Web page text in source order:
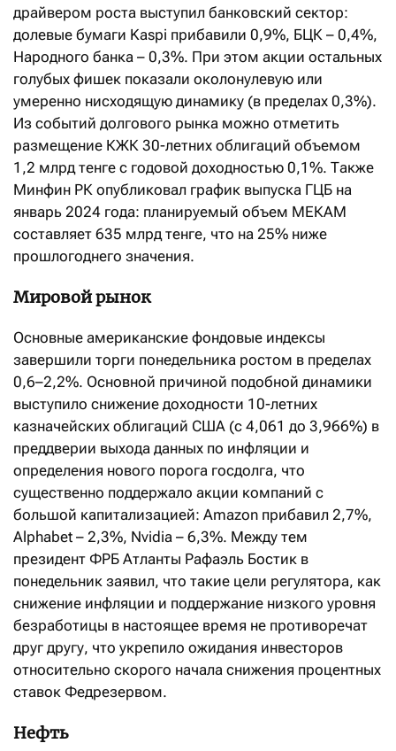
драйвером роста выступил банковский сектор:
долевые бумаги Kaspi прибавили 0,9%, БЦК – 0,4%,
Народного банка – 0,3%. При этом акции остальных
голубых фишек показали околонулевую или
умеренно нисходящую динамику (в пределах 0,3%).
Из событий долгового рынка можно отметить
размещение КЖК 30-летних облигаций объемом
1,2 млрд тенге с годовой доходностью 0,1%. Также
Минфин РК опубликовал график выпуска ГЦБ на
январь 2024 года: планируемый объем МЕКАМ
составляет 635 млрд тенге, что на 25% ниже
прошлогоднего значения.
Мировой рынок
Основные американские фондовые индексы
завершили торги понедельника ростом в пределах
0,6–2,2%. Основной причиной подобной динамики
выступило снижение доходности 10-летних
казначейских облигаций США (с 4,061 до 3,966%) в
преддверии выхода данных по инфляции и
определения нового порога госдолга, что
существенно поддержало акции компаний с
большой капитализацией: Amazon прибавил 2,7%,
Alphabet – 2,3%, Nvidia – 6,3%. Между тем
президент ФРБ Атланты Рафаэль Бостик в
понедельник заявил, что такие цели регулятора, как
снижение инфляции и поддержание низкого уровня
безработицы в настоящее время не противоречат
друг другу, что укрепило ожидания инвесторов
относительно скорого начала снижения процентных
ставок Федрезервом.
Нефть